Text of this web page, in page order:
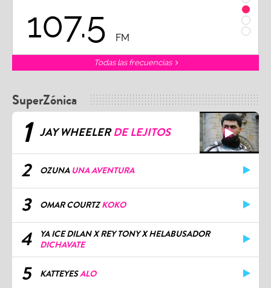
107.5 FM
Todas las frecuencias
SuperZónica
1 JAY WHEELERDE LEJITOS
2 OZUNA UNA AVENTURA
3 OMAR COURTZKOKO
4
YA ICE DILAN X REY TONY X HELABUSADOR
DICHAVATE
5 KATTEYESALO